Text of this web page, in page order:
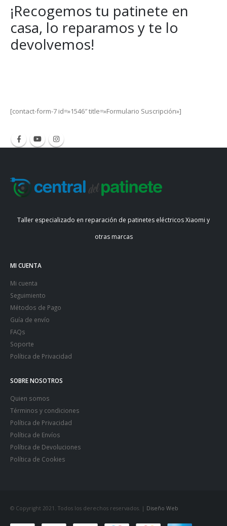
¡Recogemos tu patinete en
casa, lo reparamos y te lo
devolvemos!
[contact-form-7 id=»1546″ title=»Formulario Suscripción»]
Taller especializado en reparación de patinetes eléctricos Xiaomi y
otras marcas
MI CUENTA
Mi cuenta
Seguimiento
Métodos de Pago
Guía de envío
FAQs
Soporte
Política de Privacidad
SOBRE NOSOTROS
Quien somos
Términos y condiciones
Política de Privacidad
Política de Envíos
Política de Devoluciones
Política de Cookies
© Copyright 2021. Todos los derechos reservados. | Diseño Web